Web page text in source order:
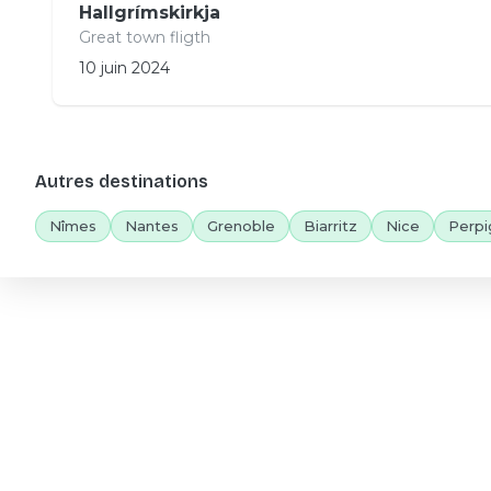
Hallgrímskirkja
Great town fligth
10 juin 2024
Autres destinations
Nîmes Nantes Grenoble Biarritz Nice